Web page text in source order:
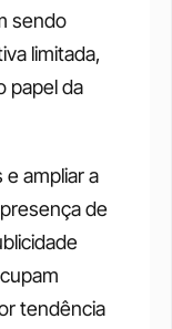
sendo
limitada,
papel da
ampliar a
de
tendência